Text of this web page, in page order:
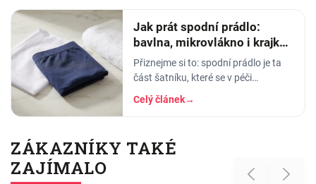
Jak prát spodní prádlo:
bavlna, mikrovlákno i krajka,
aby vydrželo
Přiznejme si to: spodní prádlo je ta
část šatníku, které se v péči
věnujeme nejmíň. Hodíme ho do
pračky se vším ostatním, dáme
Celý článek→
ZÁKAZNÍKY TAKÉ
ZAJÍMALO
Previous Next